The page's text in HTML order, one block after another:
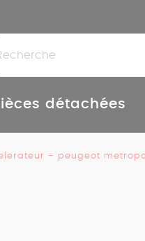
détachées
- peugeot